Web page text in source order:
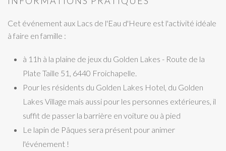
Cet événement aux Lacs de l'Eau d'Heure est l'activité idéale
à faire en famille :
à 11h à la plaine de jeux du Golden Lakes - Route de la
Plate Taille 51, 6440 Froichapelle.
Pour les résidents du Golden Lakes Hotel, du Golden
Lakes Village mais aussi pour les personnes extérieures, il
suffit de passer la barrière en voiture ou à pied
Le lapin de Pâques sera présent pour animer
l'événement !